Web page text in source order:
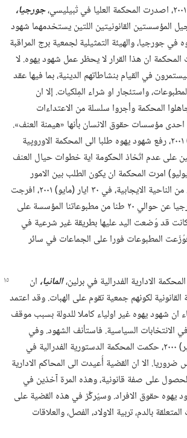
جورجيا،‏
المؤسستين القانونيتين اللتين يستخدمهما شهود
جورجيا،‏ والهيئة التمثيلية لجمعية برج المراقبة
ان هذا القرار لا يحظر عمل شهود يهوه.‏ لا
في القيام بنشاطاتهم الدينية،‏ بما فيها عقد
واستئجار او شراء المِلكيات.‏ إلا ان
المحكمة وأجروا سلسلة من الاعتداءات
مؤسسات حقوق الانسان بأنها «هيمنة العنف».‏
في ٢٩ حزيران (‏يونيو)‏ ٢٠٠١،‏ رفع شهود يهوه طلبا الى المحكمة الاوروپية
على عدم اتّخاذ الحكومة اية خطوات حيال العنف
٢ تموز (‏يوليو)‏ امرت المحكمة ان يكون الطلب بين الامور
الاولية التي يُنظَر فيها.‏ من الناحية الايجابية،‏ في ٣٠ ايار (‏مايو)‏ ٢٠٠١،‏ افرجت
دائرة الجمارك في جورجيا عن حوالي ٢٠ طنا من مطبوعاتنا المؤسسة على
قد وُضعت اليد عليها بطريقة غير شرعية في
(‏مارس)‏ ٢٠٠١.‏ فوُزّعت المطبوعات فورا على الجماعات في سائر
المانيا،‏ ان
لكونهم جمعية تقوم على الهبات.‏ وقد اعتمد
ان شهود يهوه غير اولياء كاملا للدولة بسبب موقف
الانتخابات السياسية.‏ فاستأنف الشهود.‏ وفي
١٩ كانون الاول (‏ديسمبر)‏ ٢٠٠٠،‏ حكمت المحكمة الدستورية الفدرالية في
ضروريا.‏ الا ان القضية أُعيدت الى المحاكم الادارية
على صفة قانونية،‏ وهذه المرة آخذين في
يهوه حقوق الافراد.‏ وسيُركَّز في هذه القضية على
بالدم،‏ تربية الاولاد،‏ الفصل،‏ والعلاقات